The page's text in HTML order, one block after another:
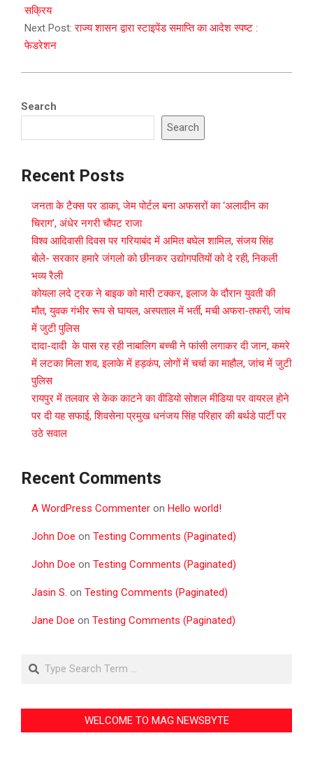
30
सक्रिय
Next Post:राज्य शासन द्वारा स्टाइपेंड समाप्ति का आदेश स्पष्ट :
फेडरेशन
Search
Search
Recent Posts
जनता के टैक्स पर डाका, जेम पोर्टल बना अफसरों का ‘अलादीन का
चिराग’, ​अंधेर नगरी चौपट राजा
विश्व आदिवासी दिवस पर गरियाबंद में अमित बघेल शामिल, संजय सिंह
बोले- सरकार हमारे जंगलो को छीनकर उद्योगपतियों को दे रही, निकली
भव्य रैली
कोयला लदे ट्रक ने बाइक को मारी टक्कर, इलाज के दौरान युवती की
मौत, युवक गंभीर रूप से घायल, अस्पताल में भर्ती, मची अफरा-तफरी, जांच
में जुटी पुलिस
दादा-दादी के पास रह रही नाबालिग बच्ची ने फांसी लगाकर दी जान, कमरे
में लटका मिला शव, इलाके में हड़कंप, लोगों में चर्चा का माहौल, जांच में जुटी
पुलिस
रायपुर में तलवार से केक काटने का वीडियो सोशल मीडिया पर वायरल होने
पर दी यह सफाई, शिवसेना प्रमुख धनंजय सिंह परिहार की बर्थडे पार्टी पर
उठे सवाल
Recent Comments
A WordPress Commenter on Hello world!
John Doe on Testing Comments (Paginated)
John Doe on Testing Comments (Paginated)
Jasin S. on Testing Comments (Paginated)
Jane Doe on Testing Comments (Paginated)
Search
WELCOME TO MAG NEWSBYTE